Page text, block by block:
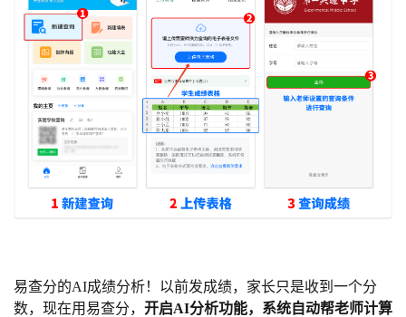
易查分的AI成绩分析！以前发成绩，家长只是收到一个分
数，现在用易查分， 开启AI分析功能，系统自动帮老师计算